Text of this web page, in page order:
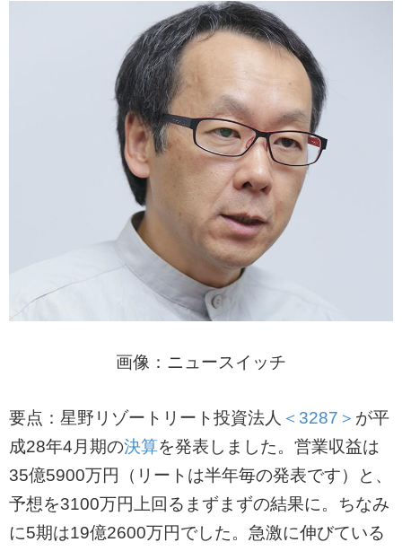
画像：ニュースイッチ
要点：星野リゾートリート投資法人 ＜3287＞ が平
成28年4月期の決算を発表しました。営業収益は
35億5900万円（リートは半年毎の発表です）と、
予想を3100万円上回るまずまずの結果に。ちなみ
に5期は19億2600万円でした。急激に伸びている